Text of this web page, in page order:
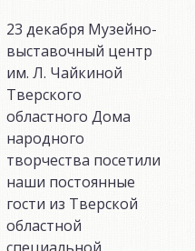
23 декабря Музейно-
выставочный центр
им. Л. Чайкиной
Тверского
областного Дома
народного
творчества посетили
наши постоянные
гости из Тверской
областной